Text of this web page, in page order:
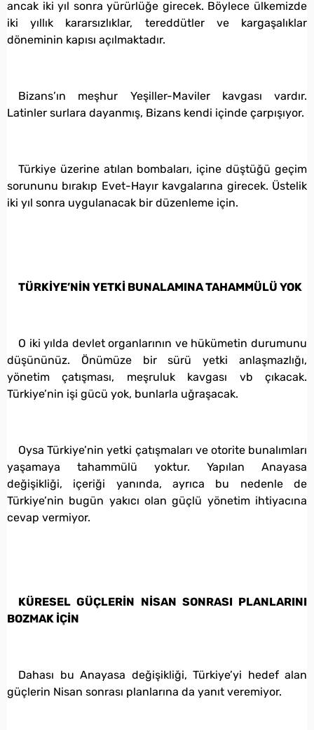
ancak iki yıl sonra yürürlüğe girecek. Böylece ülkemizde
iki yıllık kararsızlıklar, tereddütler ve kargaşalıklar
döneminin kapısı açılmaktadır.
Bizans’ın meşhur Yeşiller-Maviler kavgası vardır.
Latinler surlara dayanmış, Bizans kendi içinde çarpışıyor.
Türkiye üzerine atılan bombaları, içine düştüğü geçim
sorununu bırakıp Evet-Hayır kavgalarına girecek. Üstelik
iki yıl sonra uygulanacak bir düzenleme için.
TÜRKİYE’NİN YETKİ BUNALAMINA TAHAMMÜLÜ YOK
O iki yılda devlet organlarının ve hükümetin durumunu
düşününüz. Önümüze bir sürü yetki anlaşmazlığı,
yönetim çatışması, meşruluk kavgası vb çıkacak.
Türkiye’nin işi gücü yok, bunlarla uğraşacak.
Oysa Türkiye’nin yetki çatışmaları ve otorite bunalımları
yaşamaya tahammülü yoktur. Yapılan Anayasa
değişikliği, içeriği yanında, ayrıca bu nedenle de
Türkiye’nin bugün yakıcı olan güçlü yönetim ihtiyacına
cevap vermiyor.
KÜRESEL GÜÇLERİN NİSAN SONRASI PLANLARINI
BOZMAK İÇİN
Dahası bu Anayasa değişikliği, Türkiye’yi hedef alan
güçlerin Nisan sonrası planlarına da yanıt veremiyor.